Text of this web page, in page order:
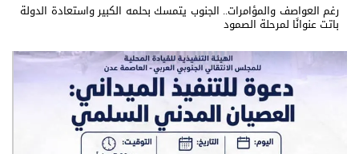
رغم العواصف والمؤامرات.. الجنوب يتمسك بحلمه الكبير واستعادة الدولة
باتت عنوانًا لمرحلة الصمود